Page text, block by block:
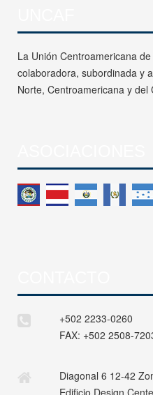
La Unión Centroamericana
colaboradora, subordinada y
Norte, Centroamericana y del
+502 2233-0260
FAX: +502 2508-
Diagonal 6 12-42
Edificio Design